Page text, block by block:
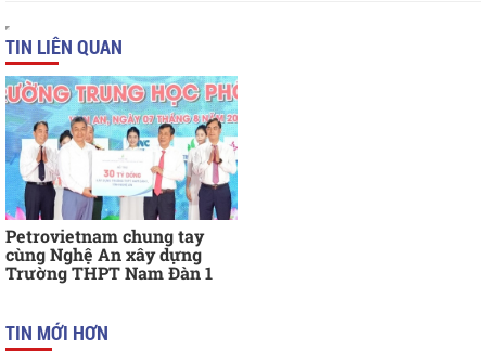
TIN LIÊN QUAN
Petrovietnam chung tay
cùng Nghệ An xây dựng
Trường THPT Nam Đàn 1
TIN MỚI HƠN